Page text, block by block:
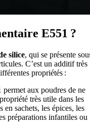
E551 ?
silice, qui se présente
C’est un additif très
propriétés :
aux poudres de ne
très utile dans les
sachets, les épices, les
préparations infantiles ou